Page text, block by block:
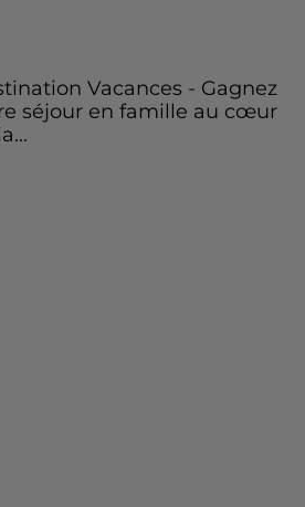
Vacances - Gagnez
séjour en famille au cœur